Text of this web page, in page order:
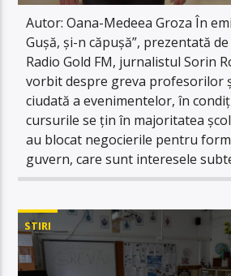
Autor: Oana-Medeea Groza În
Gușă, și-n căpușă”, prezentată
Radio Gold FM, jurnalistul Sorin
vorbit despre greva profesorilor
ciudată a evenimentelor, în
cursurile se țin în majoritatea
au blocat negocierile pentru
guvern, care sunt interesele
STIRI